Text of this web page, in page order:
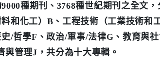
9000種期刊、 3768種世紀期刊之全文，
和化工） B 、工程技術（工業技術和
/哲學F 、政治/軍事/法律G 、教育與
與管理J ，共分為十大專輯。